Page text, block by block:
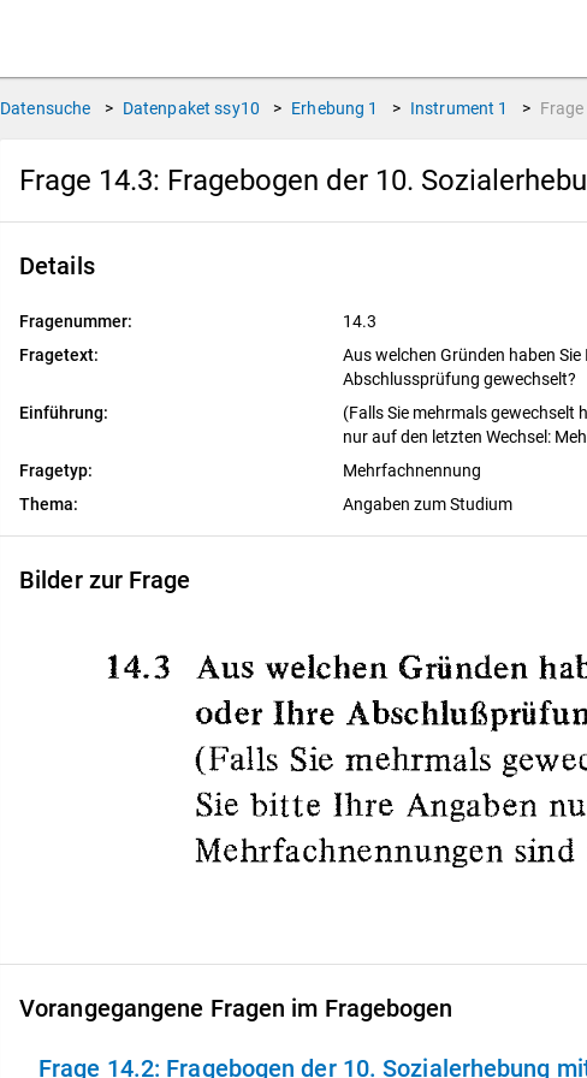
Datensuche > Datenpaket ssy10 > Erhebung 1 > Instrument 1 > Frage
Frage 14.3: Fragebogen der 10.
Details
Fragenummer:
14.3
Fragetext:
Aus welchen Gründen haben
Abschlussprüfung gewechselt?
Einführung:
(Falls Sie mehrmals gewechselt
nur auf den letzten Wechsel:
Fragetyp:
Mehrfachnennung
Thema:
Angaben zum Studium
Bilder zur Frage
Vorangegangene Fragen im Fragebogen
Frage 14.2: Fragebogen der 10. Sozialerhebung